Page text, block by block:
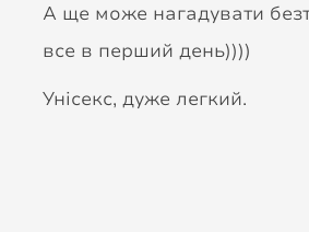
А ще може нагадувати
все в перший день))))
Унісекс, дуже легкий.